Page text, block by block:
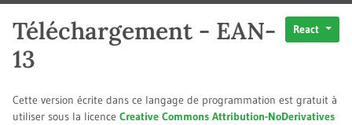
Téléchargement - EAN-
13
React
Cette version écrite dans ce langage de programmation est gratuit à
utiliser sous la licence Creative Commons Attribution-NoDerivatives